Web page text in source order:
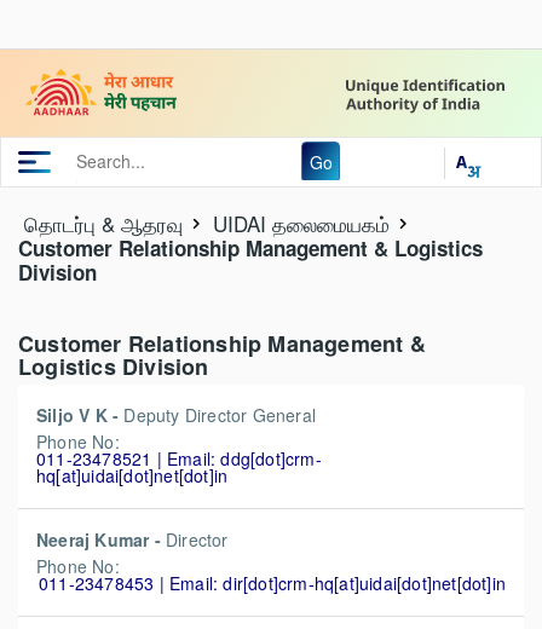
Go
தொடர்பு & ஆதரவு UIDAI தலைமையகம்
Customer Relationship Management & Logistics
Division
Customer Relationship Management &
Logistics Division
Siljo V K - Deputy Director General
Phone No:
011-23478521 | Email: ddg[dot]crm-
hq[at]uidai[dot]net[dot]in
Neeraj Kumar - Director
Phone No:
011-23478453 | Email: dir[dot]crm-hq[at]uidai[dot]net[dot]in